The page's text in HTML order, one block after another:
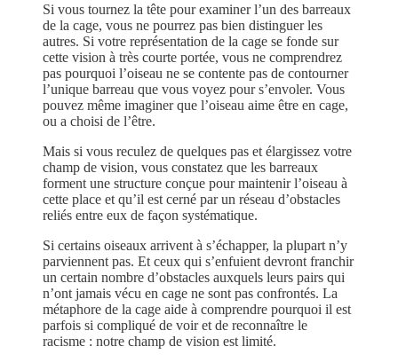
Si vous tournez la tête pour examiner l’un des barreaux
de la cage, vous ne pourrez pas bien distinguer les
autres. Si votre représentation de la cage se fonde sur
cette vision à très courte portée, vous ne comprendrez
pas pourquoi l’oiseau ne se contente pas de contourner
l’unique barreau que vous voyez pour s’envoler. Vous
pouvez même imaginer que l’oiseau aime être en cage,
ou a choisi de l’être.
Mais si vous reculez de quelques pas et élargissez votre
champ de vision, vous constatez que les barreaux
forment une structure conçue pour maintenir l’oiseau à
cette place et qu’il est cerné par un réseau d’obstacles
reliés entre eux de façon systématique.
Si certains oiseaux arrivent à s’échapper, la plupart n’y
parviennent pas. Et ceux qui s’enfuient devront franchir
un certain nombre d’obstacles auxquels leurs pairs qui
n’ont jamais vécu en cage ne sont pas confrontés. La
métaphore de la cage aide à comprendre pourquoi il est
parfois si compliqué de voir et de reconnaître le
racisme : notre champ de vision est limité.